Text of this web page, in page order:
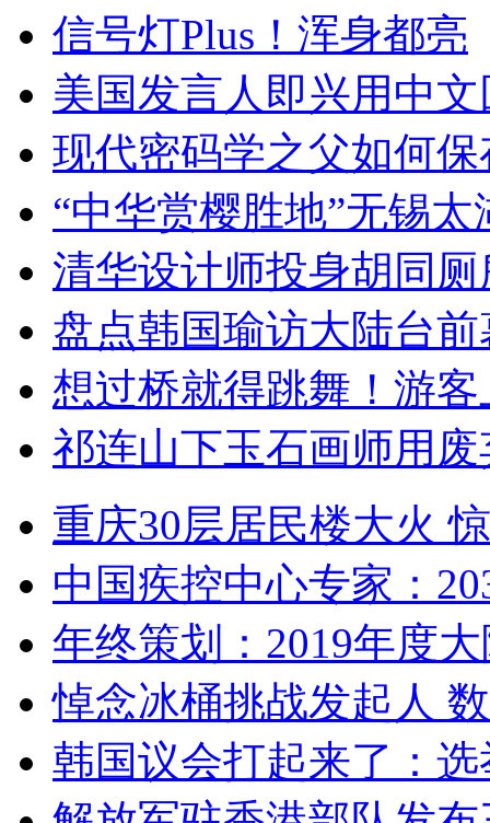
信号灯Plus！浑身都亮
美国发言人即兴用中
现代密码学之父如何
“中华赏樱胜地”无锡
清华设计师投身胡同
盘点韩国瑜访大陆台
想过桥就得跳舞！游客
祁连山下玉石画师用
重庆30层居民楼大火
中国疾控中心专家：
年终策划：2019年度
悼念冰桶挑战发起人
韩国议会打起来了：